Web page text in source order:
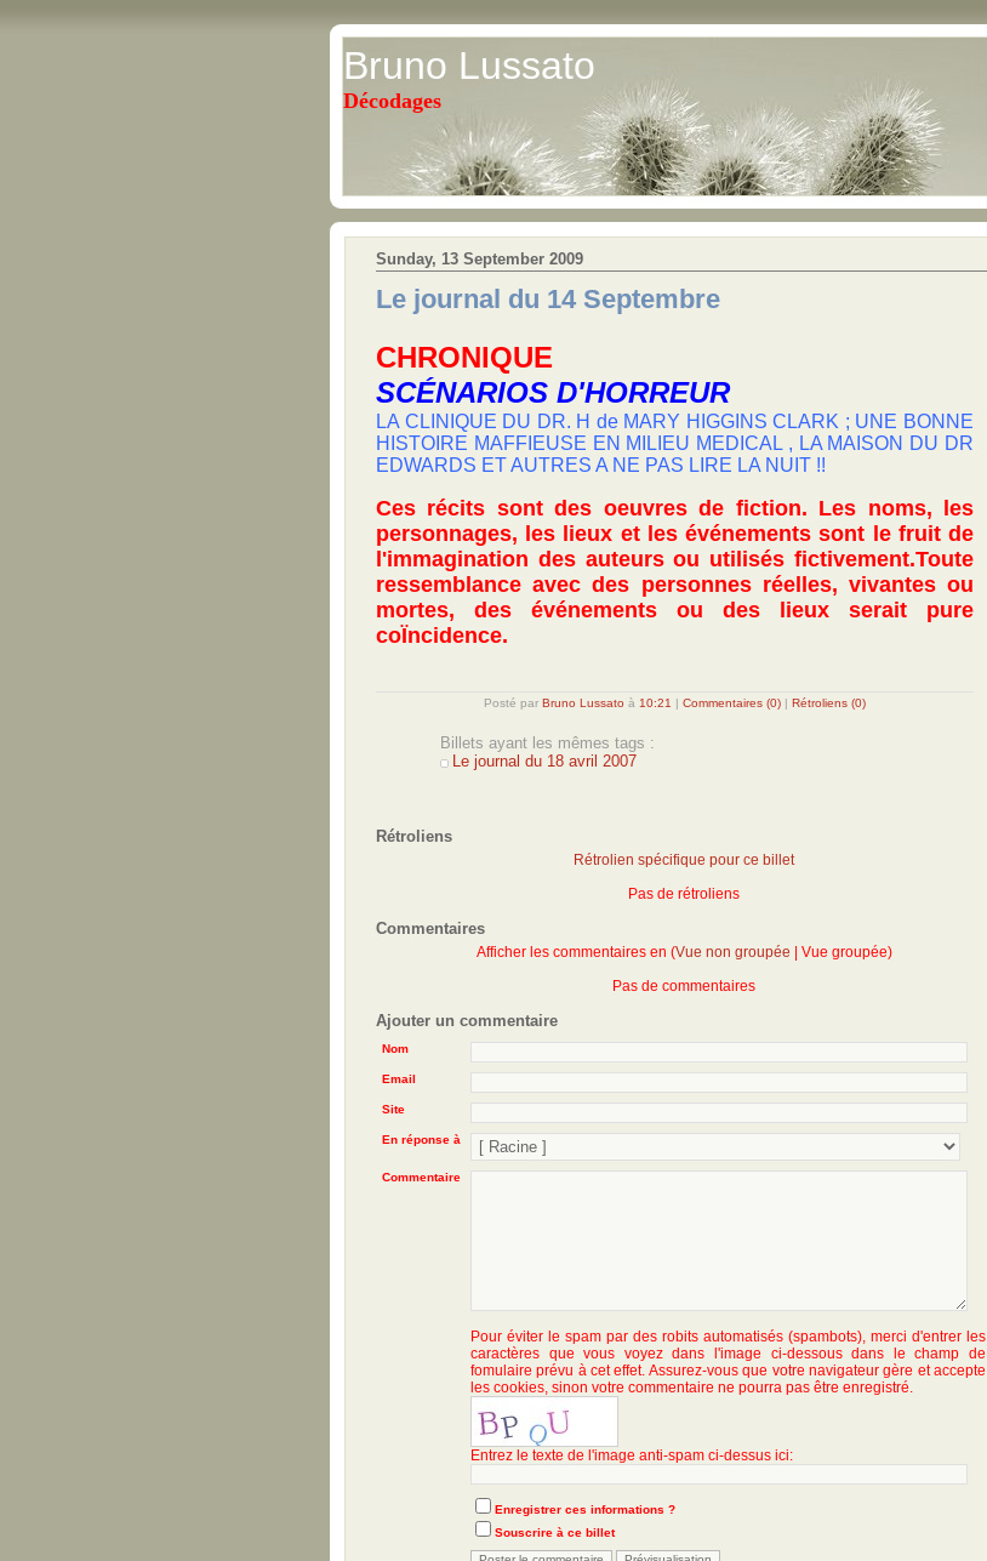
Bruno Lussato
Décodages
Sunday, 13 September 2009
Le journal du 14 Septembre
CHRONIQUE
SCÉNARIOS D'HORREUR
LA CLINIQUE DU DR. H de MARY HIGGINS CLARK ; UNE BONNE
HISTOIRE MAFFIEUSE EN MILIEU MEDICAL , LA MAISON DU DR
EDWARDS ET AUTRES A NE PAS LIRE LA NUIT !!
Ces récits sont des oeuvres de fiction. Les noms, les
personnages, les lieux et les événements sont le fruit de
l'immagination des auteurs ou utilisés fictivement.Toute
ressemblance avec des personnes réelles, vivantes ou
mortes, des événements ou des lieux serait pure
coÏncidence.
Posté par Bruno Lussato à 10:21 | Commentaires (0) | Rétroliens (0)
Billets ayant les mêmes tags :
Le journal du 18 avril 2007
Rétroliens
Rétrolien spécifique pour ce billet
Pas de rétroliens
Commentaires
Afficher les commentaires en (Vue non groupée | Vue groupée)
Pas de commentaires
Ajouter un commentaire
Nom
Email
Site
En réponse à
Commentaire
Pour éviter le spam par des robits automatisés (spambots), merci d'entrer les
caractères que vous voyez dans l'image ci-dessous dans le champ de
fomulaire prévu à cet effet. Assurez-vous que votre navigateur gère et accepte
les cookies, sinon votre commentaire ne pourra pas être enregistré.
Entrez le texte de l'image anti-spam ci-dessus ici:
Enregistrer ces informations ?
Souscrire à ce billet